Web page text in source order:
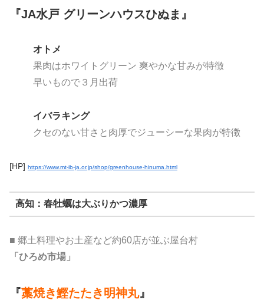
『JA水戸 グリーンハウスひぬま』
オトメ
果肉はホワイトグリーン 爽やかな甘みが特徴
早いもので３月出荷
イバラキング
クセのない甘さと肉厚でジューシーな果肉が特徴
[HP] https://www.mt-ib-ja.or.jp/shop/greenhouse-hinuma.html
高知：春牡蠣は大ぶりかつ濃厚
■ 郷土料理やお土産など約60店が並ぶ屋台村
「ひろめ市場」
『藁焼き鰹たたき明神丸』